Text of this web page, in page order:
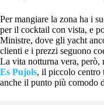
Per mangiare la zona ha i
per il cocktail con vista, e
Ministre, dove gli yacht
clienti e i prezzi seguono
La vita notturna vera, però,
Es Pujols, il piccolo centro
anche il punto più comodo